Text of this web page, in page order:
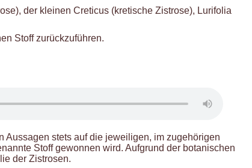
der kleinen Creticus (kretische Zistrose), Lurifolia
Stoff zurückzuführen.
stets auf die jeweiligen, im zugehörigen
Stoff gewonnen wird. Aufgrund der botanischen
der Zistrosen.